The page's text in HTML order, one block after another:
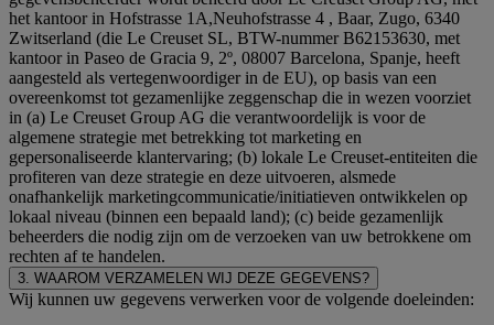
het kantoor in Hofstrasse 1A,Neuhofstrasse 4 , Baar, Zugo, 6340
Zwitserland (die Le Creuset SL, BTW-nummer B62153630, met
kantoor in Paseo de Gracia 9, 2º, 08007 Barcelona, Spanje, heeft
aangesteld als vertegenwoordiger in de EU), op basis van een
overeenkomst tot gezamenlijke zeggenschap die in wezen voorziet
in (a) Le Creuset Group AG die verantwoordelijk is voor de
algemene strategie met betrekking tot marketing en
gepersonaliseerde klantervaring; (b) lokale Le Creuset-entiteiten die
profiteren van deze strategie en deze uitvoeren, alsmede
onafhankelijk marketingcommunicatie/initiatieven ontwikkelen op
lokaal niveau (binnen een bepaald land); (c) beide gezamenlijk
beheerders die nodig zijn om de verzoeken van uw betrokkene om
rechten af te handelen.
3. WAAROM VERZAMELEN WIJ DEZE GEGEVENS?
Wij kunnen uw gegevens verwerken voor de volgende doeleinden: